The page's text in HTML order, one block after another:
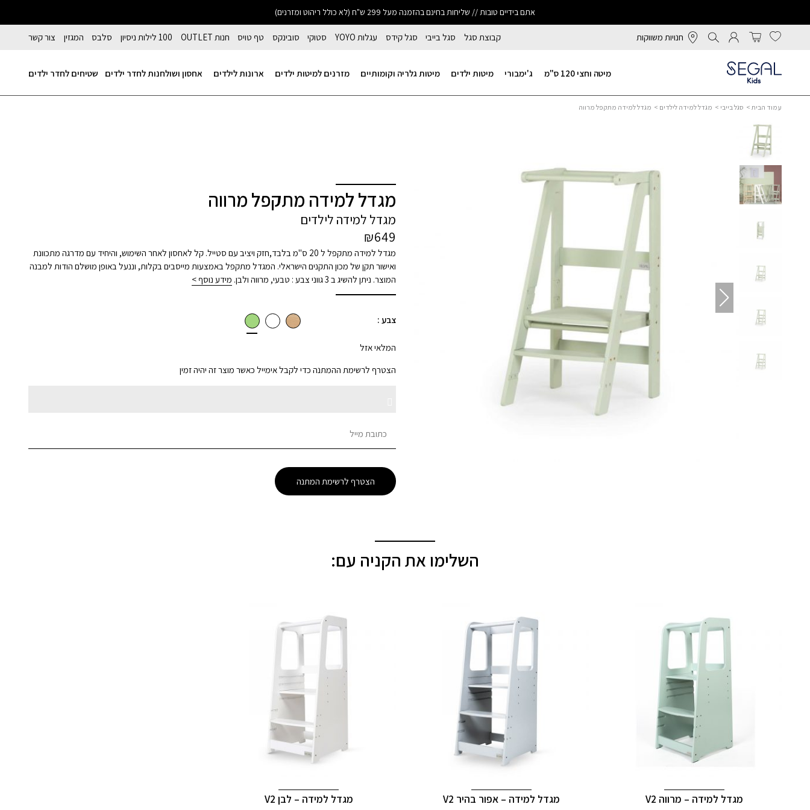
אתם בידיים טובות // שליחות בחינם בהזמנה מעל 299 ש"ח (לא כולל ריהוט ומזרנים)
חנויות משווקות קבוצת סגל סגל בייבי סגל קידס עגלות YOYO סטוקי סובינקס טף טויס חנות OUTLET 100 לילות ניסיון סלבס המגזין צור קשר
מיטה וחצי 120 ס"מ ג'ימבורי מיטות ילדים מיטות גלריה וקומותיים מזרנים למיטות ילדים ארונות לילדים אחסון ושולחנות לחדר ילדים שטיחים לחדר ילדים
עמוד הבית > סגל בייבי > מגדל למידה לילדים > מגדל למידה מתקפל מרווה
מגדל למידה מתקפל מרווה
מגדל למידה לילדים
₪649
מגדל למידה מתקפל ל 20 ס"מ בלבד,חזק ויציב עם סטייל. קל לאחסון לאחר השימוש, והיחיד עם מדרגה מתכוונת
ואישור תקן של מכון התקנים הישראלי. המגדל מתקפל באמצעות מייסבים בקלות, וננעל באופן מושלם הודות למבנה
המוצר. ניתן להשיג ב 3 גווני צבע : טבעי, מרווה ולבן.
מידע נוסף >
צבע :
המלאי אזל
הצטרף לרשימת ההמתנה כדי לקבל אימייל כאשר מוצר זה יהיה זמין
your
email
address
to
join
this
product
הצטרף לרשימת המתנה
השלימו את הקניה עם:
מגדל למידה – מרווה V2 מגדל למידה – אפור בהיר V2 מגדל למידה – לבן V2